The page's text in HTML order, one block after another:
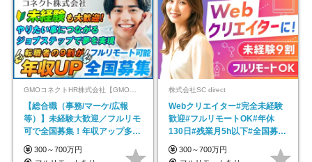
GMOコネクトHR株式会社【GMOインターネットグループ】
【総合職（事務/マーケ/広報
等）】未経験大歓迎／フルリモ
可で全国募集！年収アップ多数
★年休最大130日★
300～700万円
株式会社SC direct
Webクリエイター#完全未経験
歓迎#フルリモートOK#年休
130日#残業月5h以下#全国募集
#最大1年の研修
300～700万円